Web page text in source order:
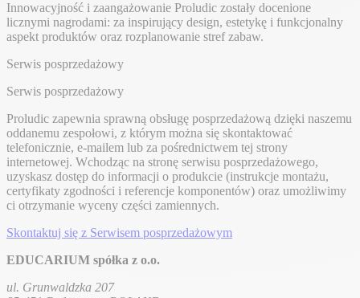
Innowacyjność i zaangażowanie Proludic zostały docenione
licznymi nagrodami: za inspirujący design, estetykę i funkcjonalny
aspekt produktów oraz rozplanowanie stref zabaw.
Serwis posprzedażowy
Serwis posprzedażowy
Proludic zapewnia sprawną obsługę posprzedażową dzięki naszemu
oddanemu zespołowi, z którym można się skontaktować
telefonicznie, e-mailem lub za pośrednictwem tej strony
internetowej. Wchodząc na stronę serwisu posprzedażowego,
uzyskasz dostęp do informacji o produkcie (instrukcje montażu,
certyfikaty zgodności i referencje komponentów) oraz umożliwimy
ci otrzymanie wyceny części zamiennych.
Skontaktuj się z Serwisem posprzedażowym
EDUCARIUM spółka z o.o.
ul. Grunwaldzka 207